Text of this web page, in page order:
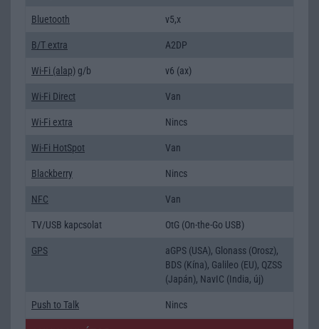
Bluetooth v5,x
B/T extra A2DP
Wi-Fi (alap) g/b v6 (ax)
Wi-Fi Direct Van
Wi-Fi extra Nincs
Wi-Fi HotSpot Van
Blackberry Nincs
NFC Van
TV/USB kapcsolat OtG (On-the-Go USB)
GPS
aGPS (USA), Glonass (Orosz),
BDS (Kína), Galileo (EU), QZSS
(Japán), NavIC (India, új)
Push to Talk Nincs